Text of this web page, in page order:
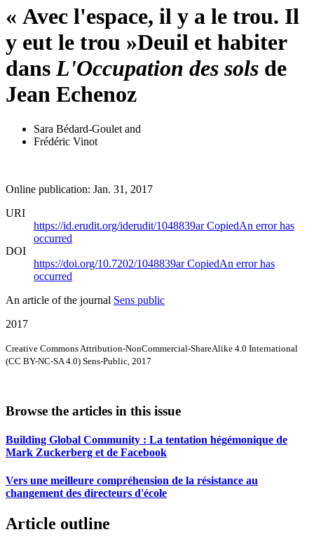
« Avec l'espace, il y a le trou. Il
y eut le trou »Deuil et habiter
dans L'Occupation des sols de
Jean Echenoz
Sara Bédard-Goulet and
Frédéric Vinot
Online publication: Jan. 31, 2017
URI
https://id.erudit.org/iderudit/1048839arCopiedAn error has
occurred
DOI
https://doi.org/10.7202/1048839arCopiedAn error has
occurred
An article of the journal Sens public
2017
Creative Commons Attribution-NonCommercial-ShareAlike 4.0 International
(CC BY-NC-SA 4.0) Sens-Public, 2017
Browse the articles in this issue
Building Global Community : La tentation hégémonique de
Mark Zuckerberg et de Facebook
Vers une meilleure compréhension de la résistance au
changement des directeurs d'école
Article outline